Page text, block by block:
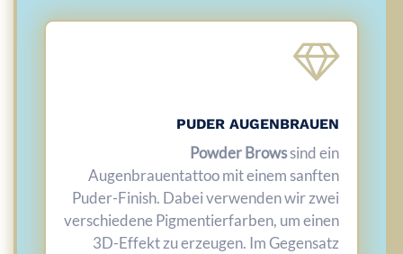
PUDER AUGENBRAUEN
Powder Browssind ein
Augenbrauentattoo mit einem sanften
Puder-Finish. Dabei verwenden wir zwei
verschiedene Pigmentierfarben, um einen
3D-Effekt zu erzeugen. Im Gegensatz